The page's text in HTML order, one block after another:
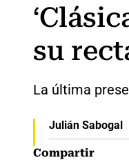
su
La última
Julián Sabogal
Compartir